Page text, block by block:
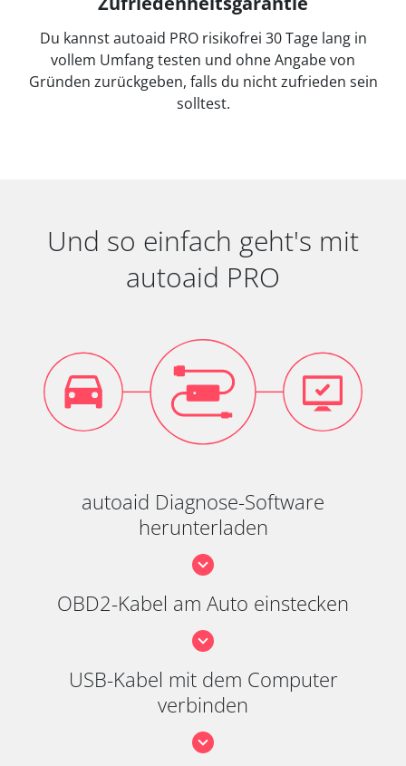
Du kannst autoaid PRO risikofrei 30 Tage lang in
vollem Umfang testen und ohne Angabe von
Gründen zurückgeben, falls du nicht zufrieden sein
solltest.
Und so einfach geht's mit
autoaid PRO
autoaid Diagnose-Software
herunterladen
OBD2-Kabel am Auto einstecken
USB-Kabel mit dem Computer
verbinden